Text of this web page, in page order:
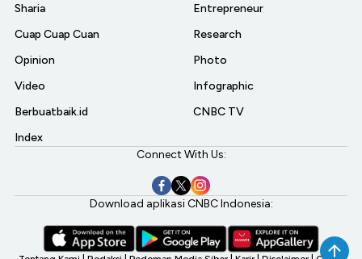
Sharia
Cuap Cuap Cuan
Opinion
Video
Berbuatbaik.id
Index
Entrepreneur
Research
Photo
Infographic
CNBC TV
Connect With Us:
Download aplikasi CNBC Indonesia: